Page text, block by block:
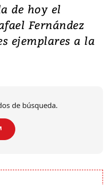
de hoy el
Fernández
ejemplares a la
de búsqueda.
Japón: Terremoto
y graves
en Kumamoto
este martes 28 de